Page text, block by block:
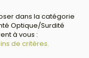
dans la catégorie
Optique/Surdité
à vous :
de critères.